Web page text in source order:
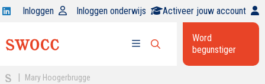
Open
op
Inloggen Inloggen onderwijs Activeer jouw account
Open
zoekbalk
Word
begunstiger
Mary Hoogerbrugge